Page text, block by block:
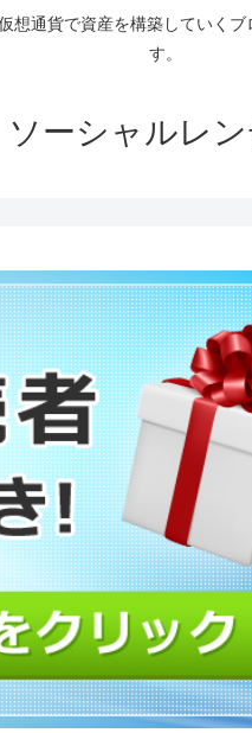
通貨で資産を構築していく
す。
ーシャルレ